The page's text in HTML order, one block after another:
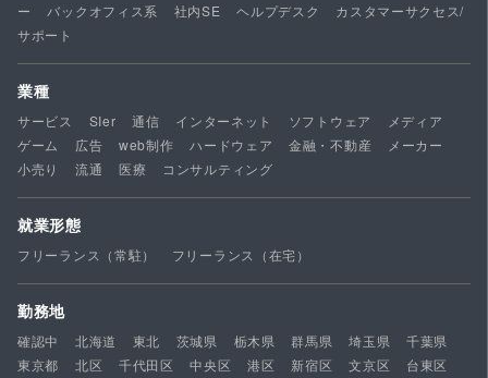
ー
バックオフィス系 社内SE ヘルプデスク
カスタマーサクセス/
サポート
業種
サービス SIer 通信 インターネット ソフトウェア
メディア
ゲーム
広告 web制作 ハードウェア 金融・不動産
メーカー
小売り
流通 医療 コンサルティング
就業形態
フリーランス（常駐） フリーランス（在宅）
勤務地
確認中 北海道 東北 茨城県 栃木県 群馬県 埼玉県
千葉県
東京都
北区 千代田区 中央区 港区 新宿区 文京区
台東区